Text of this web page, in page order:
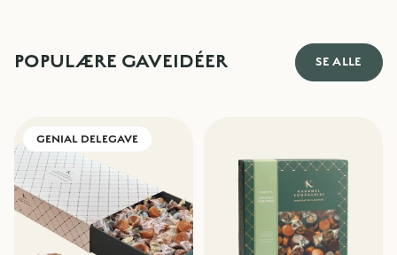
POPULÆRE GAVEIDÉER SE ALLE
GENIAL DELEGAVE